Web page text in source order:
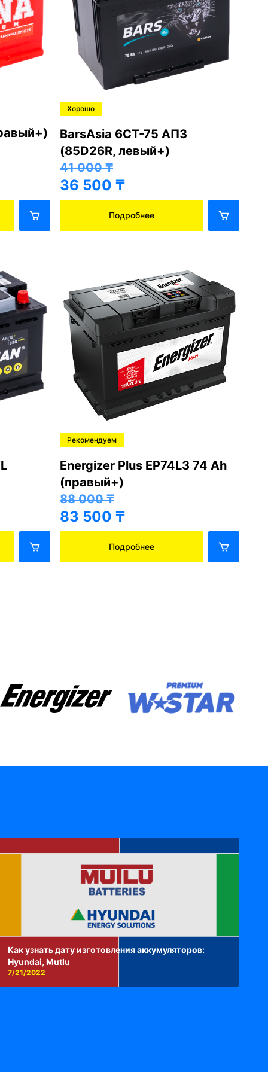
Хорошо
BarsAsia 6СТ-75 АПЗ
(85D26R, левый+)
41 000₸
36 500 ₸
Подробнее
Рекомендуем
Energizer Plus EP74L3 74 Ah
(правый+)
88 000₸
83 500 ₸
Подробнее
Как узнать дату изготовления аккумуляторов:
Hyundai, Mutlu
7/21/2022